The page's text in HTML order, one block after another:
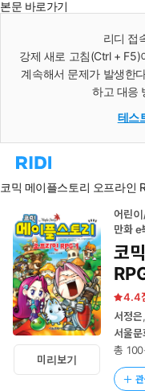
본문 바로가기
리디 접
강제 새로 고침(Ctrl + F5)
계속해서 문제가 발생한
하고 대응
테스
리
홈
로
이
동
코믹 메이플스토리 오프라인
미리보기
어린
만화 e
코
4.4
서정은
서울
총 100